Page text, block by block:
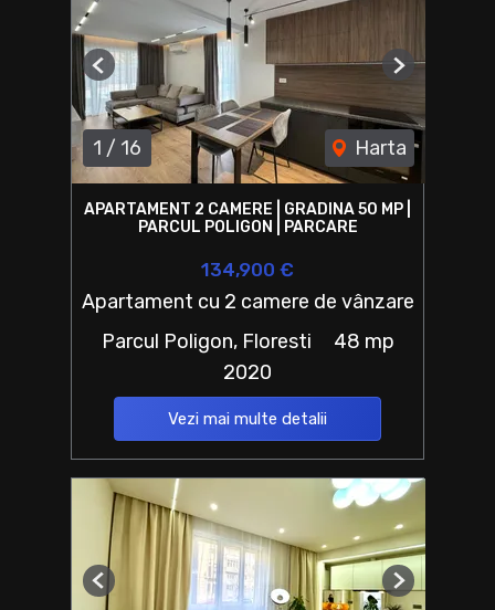
1 / 16 Harta
Previous Next
APARTAMENT 2 CAMERE | GRADINA 50 MP |
PARCUL POLIGON | PARCARE
134,900 €
Apartament cu 2 camere de vânzare
Parcul Poligon, Floresti
48 mp
2020
Vezi mai multe detalii
Previous Next